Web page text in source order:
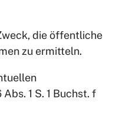
die öffentliche
zu ermitteln.
1 S. 1 Buchst. f